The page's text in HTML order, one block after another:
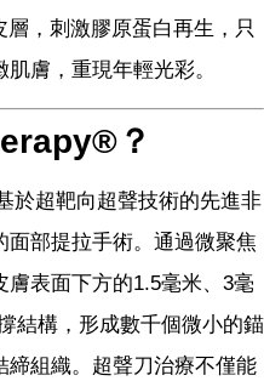
，刺激膠原蛋白再生，只
膚，重現年輕光彩。
？
於超靶向超聲技術的先進非
部提拉手術。通過微聚焦
表面下方的1.5毫米、3毫
結構，形成數千個微小的錨
締組織。超聲刀治療不僅能